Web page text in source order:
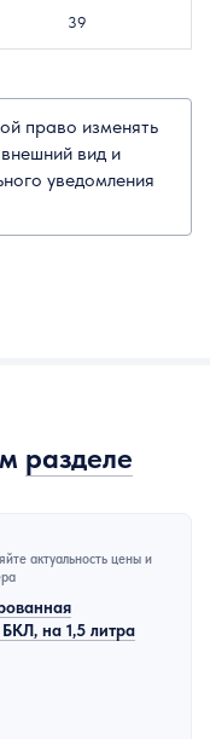
39
право изменять
вид и
уведомления
разделе
актуальность цены и
на 1,5 литра